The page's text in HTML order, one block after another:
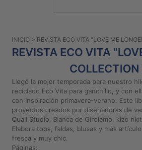
Preguntas
frecuentes
Privacidad
Políticas
Compra
INICIO > REVISTA ECO VITA "LOVE ME
REVISTA ECO VITA
COLLECTION
Llegó la mejor temporada para nuestro
reciclado Eco Vita para ganchillo, y con
con inspiración primavera-verano. Este
proyectos creados por diseñadoras de
Quail Studio, Blanca de Girolamo, kizo
Elabora tops, faldas, blusas y más
fresca y muy chic.
Páginas: